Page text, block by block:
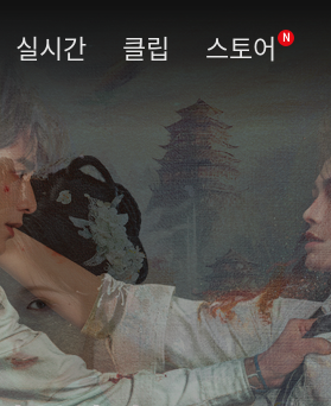
실시간 클립 스토어 N